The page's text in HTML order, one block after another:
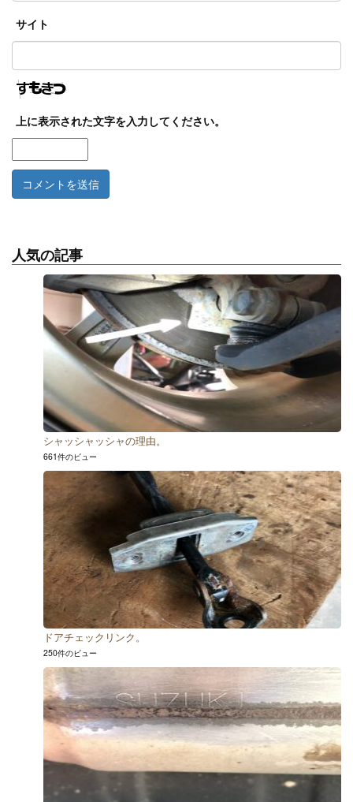
サイト
上に表示された文字を入力してください。
人気の記事
シャッシャッシャの理由。
661件のビュー
ドアチェックリンク。
250件のビュー